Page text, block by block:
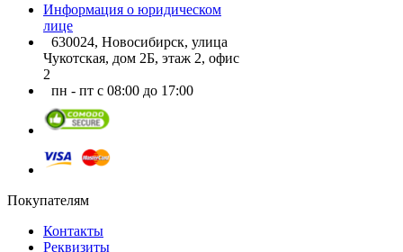
Информация о юридическом
лице
630024, Новосибирск, улица
Чукотская, дом 2Б, этаж 2, офис
2
пн - пт с 08:00 до 17:00
Покупателям
Контакты
Реквизиты